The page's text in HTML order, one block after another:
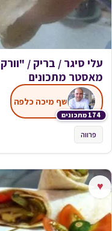
עלי סיגר / בריק /
מאסטר מתכונים
174 מתכונים
שף מיכה כלפה
פרווה
♥